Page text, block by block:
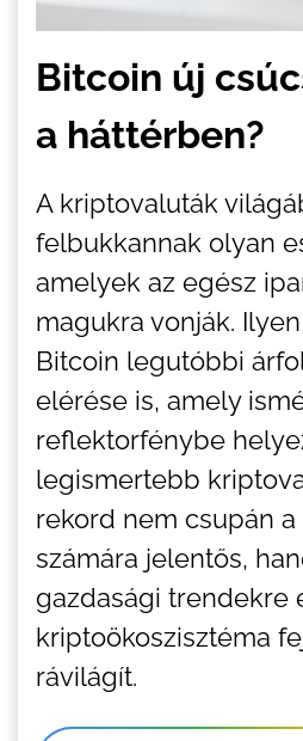
Bitcoin új
a háttérben?
A kriptovaluták
felbukkannak olyan
amelyek az egész
magukra vonják.
Bitcoin legutóbbi
elérése is, amely
reflektorfénybe
legismertebb
rekord nem csupán
számára jelentős,
gazdasági trendekre
kriptoökoszisztéma
rávilágít.